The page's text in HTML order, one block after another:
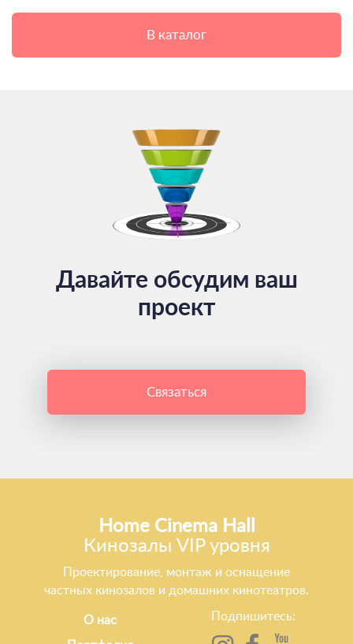
В каталог
Давайте обсудим ваш
проект
Связаться
Home Cinema Hall
Кинозалы VIP уровня
Проектирование, монтаж и оснащение
частных кинозалов и домашних кинотеатров.
О нас
Подпишитесь: